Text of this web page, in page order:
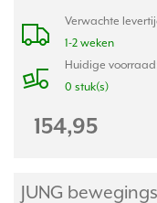
Verwachte
1-2 weken
Huidige
0 stuk(s)
154,95
JUNG